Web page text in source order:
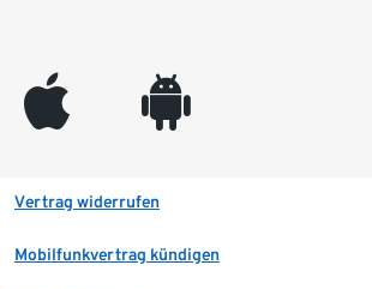
appleinc android
Vertrag widerrufen
Mobilfunkvertrag kündigen